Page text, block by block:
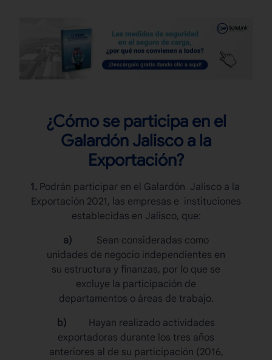
¿Cómo se participa en el
Galardón Jalisco a la
Exportación?
1.Podrán participar en el Galardón Jalisco a la
Exportación 2021, las empresas e instituciones
establecidas en Jalisco, que:
a) Sean consideradas como
unidades de negocio independientes en
su estructura y finanzas, por lo que se
excluye la participación de
departamentos o áreas de trabajo.
b) Hayan realizado actividades
exportadoras durante los tres años
anteriores al de su participación (2016,